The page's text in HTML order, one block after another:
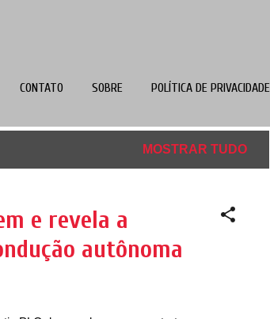
CONTATO SOBRE POLÍTICA DE PRIVACIDADE
MOSTRAR TUDO
e revela a
autônoma